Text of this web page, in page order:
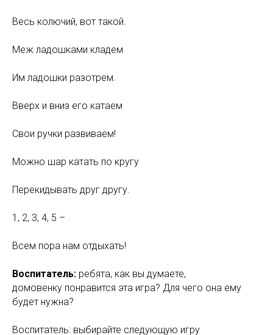
Весь колючий, вот такой.
Меж ладошками кладем
Им ладошки разотрем.
Вверх и вниз его катаем
Свои ручки развиваем!
Можно шар катать по кругу
Перекидывать друг другу.
1, 2, 3, 4, 5 –
Всем пора нам отдыхать!
Воспитатель: ребята, как вы думаете,
домовенку понравится эта игра? Для чего она ему
будет нужна?
Воспитатель: выбирайте следующую игру